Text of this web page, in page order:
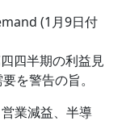
(1月9日付
四半期の利益見
を警告の旨。
業減益、半導